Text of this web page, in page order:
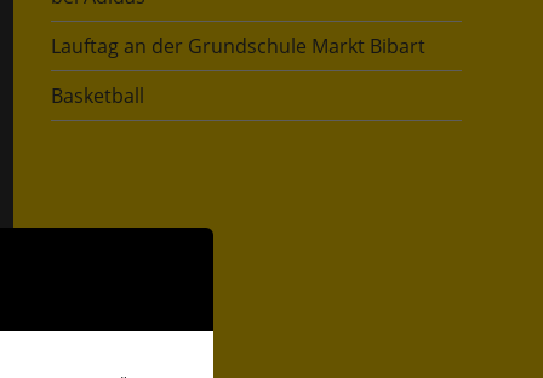
Lauftag an der Grundschule Markt Bibart
Basketball